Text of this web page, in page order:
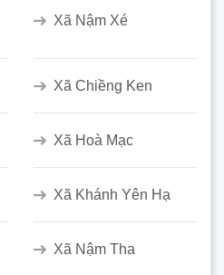
Xã Nậm Xé
Xã Chiềng Ken
Xã Hoà Mạc
Xã Khánh Yên Hạ
Xã Nậm Tha